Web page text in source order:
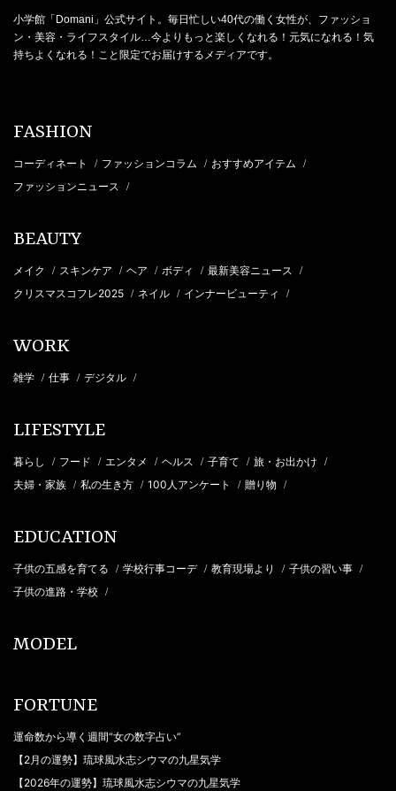
小学館「Domani」公式サイト。毎日忙しい40代の働く女性が、ファッショ
ン・美容・ライフスタイル…今よりもっと楽しくなれる！元気になれる！気
持ちよくなれる！こと限定でお届けするメディアです。
FASHION
コーディネート / ファッションコラム / おすすめアイテム /
ファッションニュース /
BEAUTY
メイク / スキンケア / ヘア / ボディ / 最新美容ニュース /
クリスマスコフレ2025 / ネイル / インナービューティ /
WORK
雑学 / 仕事 / デジタル /
LIFESTYLE
暮らし / フード / エンタメ / ヘルス / 子育て / 旅・お出かけ /
夫婦・家族 / 私の生き方 / 100人アンケート / 贈り物 /
EDUCATION
子供の五感を育てる / 学校行事コーデ / 教育現場より / 子供の習い事 /
子供の進路・学校 /
MODEL
FORTUNE
運命数から導く週間“女の数字占い”
【2月の運勢】琉球風水志シウマの九星気学
【2026年の運勢】琉球風水志シウマの九星気学